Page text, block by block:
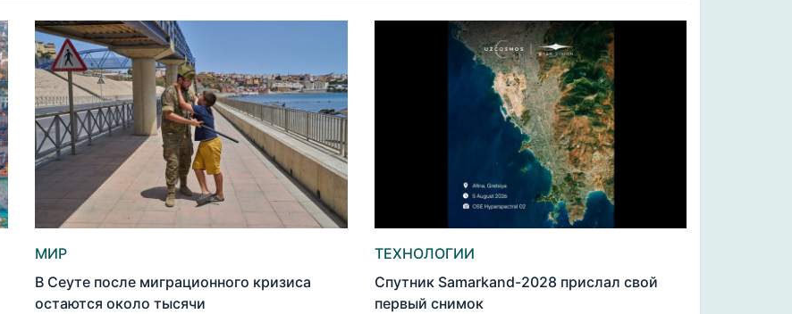
МИР
В Сеуте после миграционного кризиса
остаются около тысячи
ТЕХНОЛОГИИ
Спутник Samarkand-2028 прислал свой
первый снимок